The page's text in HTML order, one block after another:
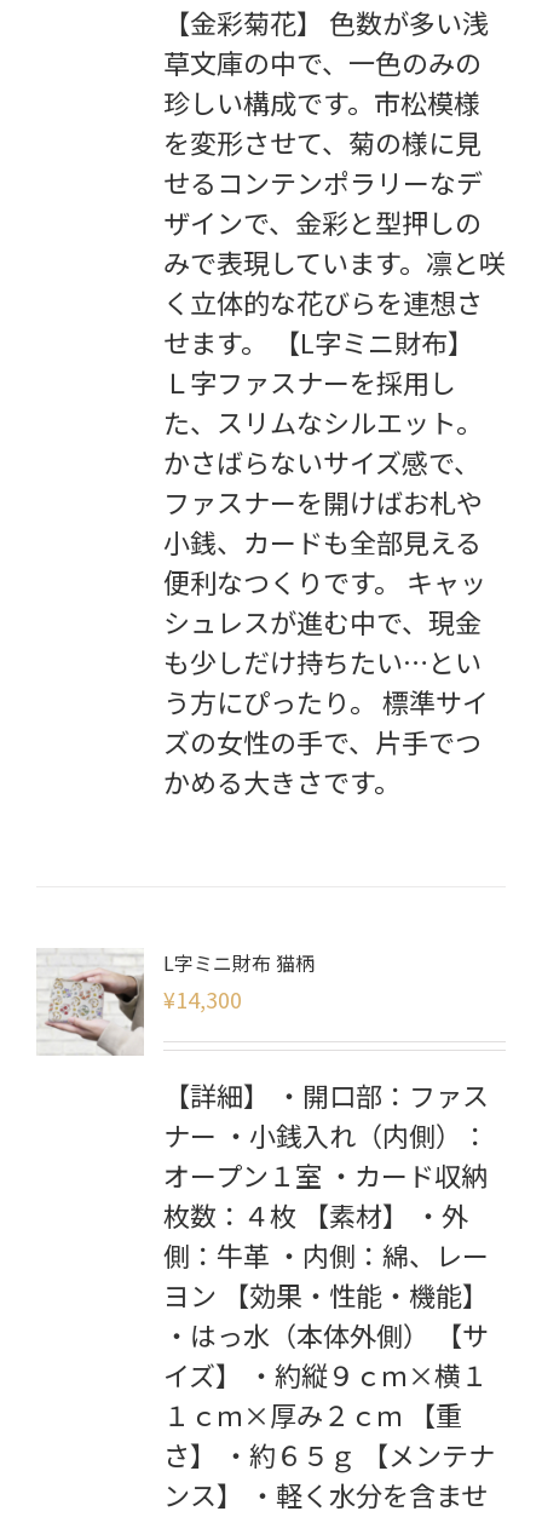
【金彩菊花】 色数が多い浅
草文庫の中で、一色のみの
珍しい構成です。市松模様
を変形させて、菊の様に見
せるコンテンポラリーなデ
ザインで、金彩と型押しの
みで表現しています。凛と咲
く立体的な花びらを連想さ
せます。 【L字ミニ財布】
Ｌ字ファスナーを採用し
た、スリムなシルエット。
かさばらないサイズ感で、
ファスナーを開けばお札や
小銭、カードも全部見える
便利なつくりです。 キャッ
シュレスが進む中で、現金
も少しだけ持ちたい…とい
う方にぴったり。 標準サイ
ズの女性の手で、片手でつ
かめる大きさです。
L字ミニ財布 猫柄
¥14,300
【詳細】 ・開口部：ファス
ナー ・小銭入れ（内側）：
オープン１室 ・カード収納
枚数：４枚 【素材】 ・外
側：牛革 ・内側：綿、レー
ヨン 【効果・性能・機能】
・はっ水（本体外側） 【サ
イズ】 ・約縦９ｃｍ×横１
１ｃｍ×厚み２ｃｍ 【重
さ】 ・約６５ｇ 【メンテナ
ンス】 ・軽く水分を含ませ